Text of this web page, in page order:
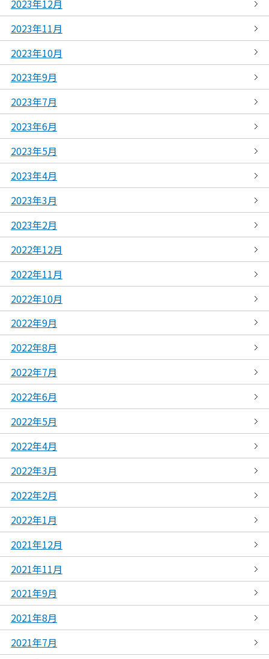
2023年12月
2023年11月
2023年10月
2023年9月
2023年7月
2023年6月
2023年5月
2023年4月
2023年3月
2023年2月
2022年12月
2022年11月
2022年10月
2022年9月
2022年8月
2022年7月
2022年6月
2022年5月
2022年4月
2022年3月
2022年2月
2022年1月
2021年12月
2021年11月
2021年9月
2021年8月
2021年7月